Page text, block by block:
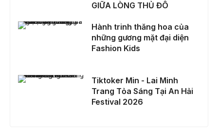
GIỮA LÒNG THỦ ĐÔ
Hành trinh thăng hoa của những gương mặt đại diện Fashion Kids
Hành trinh thăng hoa của
những gương mặt đại diện
Fashion Kids
Tiktoker Min - Lai Minh Trang Tỏa Sáng Tại An Hải Festival 2026
Tiktoker Min - Lai Minh
Trang Tỏa Sáng Tại An Hải
Festival 2026